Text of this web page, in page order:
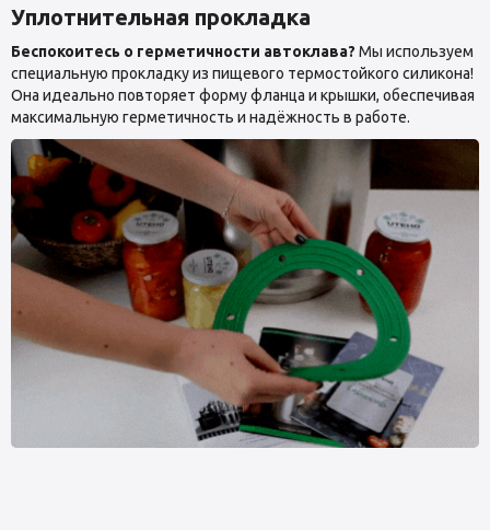
Уплотнительная прокладка
Беспокоитесь о герметичности автоклава? Мы используем
специальную прокладку из пищевого термостойкого силикона!
Она идеально повторяет форму фланца и крышки, обеспечивая
максимальную герметичность и надёжность в работе.